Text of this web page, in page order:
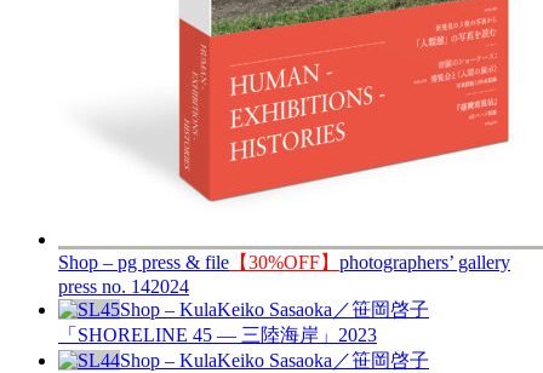
Shop – pg press & file 【30%OFF】 photographers’ gallery
press no. 142024
Shop – KulaKeiko Sasaoka／笹岡啓子
「SHORELINE 45 — 三陸海岸」 2023
Shop – KulaKeiko Sasaoka／笹岡啓子